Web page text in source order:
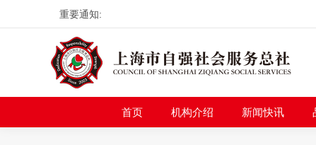
重要通知:
首页 机构介绍 新闻快讯
首页 机构介绍 新